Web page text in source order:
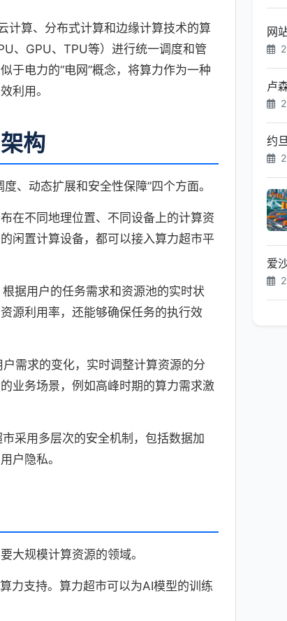
计算、分布式计算和边缘计算技术的算
、GPU、TPU等）进行统一调度和管
于电力的“电网”概念，将算力作为一种
利用。
构
、动态扩展和安全性保障”四个方面。
在不同地理位置、不同设备上的计算资
闲置计算设备，都可以接入算力超市平
据用户的任务需求和资源池的实时状
源利用率，还能够确保任务的执行效
需求的变化，实时调整计算资源的分
业务场景，例如高峰时期的算力需求激
采用多层次的安全机制，包括数据加
户隐私。
大规模计算资源的领域。
力支持。算力超市可以为AI模型的训练
网
卢
约
爱